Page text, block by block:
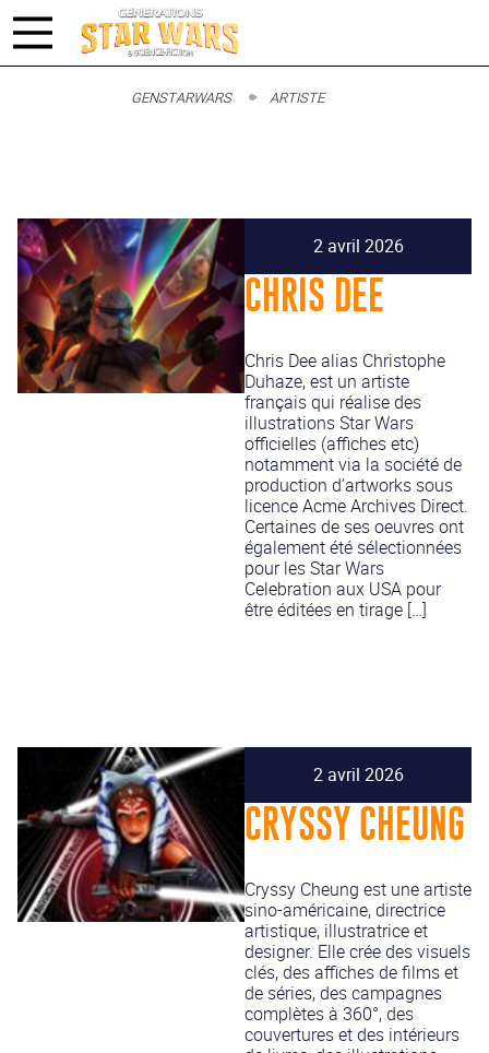
GENSTARWARS ARTISTE
2 avril 2026
CHRIS DEE
Chris Dee alias Christophe
Duhaze, est un artiste
français qui réalise des
illustrations Star Wars
officielles (affiches etc)
notamment via la société de
production d’artworks sous
licence Acme Archives Direct.
Certaines de ses oeuvres ont
également été sélectionnées
pour les Star Wars
Celebration aux USA pour
être éditées en tirage […]
2 avril 2026
CRYSSY CHEUNG
Cryssy Cheung est une artiste
sino-américaine, directrice
artistique, illustratrice et
designer. Elle crée des visuels
clés, des affiches de films et
de séries, des campagnes
complètes à 360°, des
couvertures et des intérieurs